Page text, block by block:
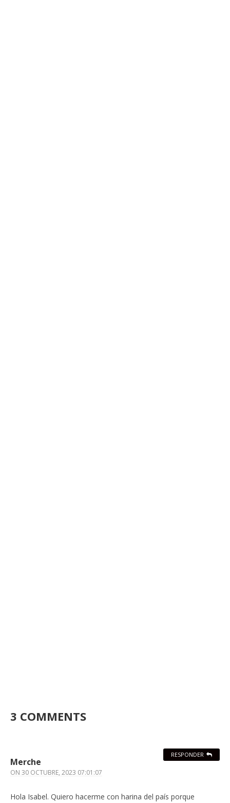
3 COMMENTS
Merche
ON 30 OCTUBRE, 2023 07:01:07
Hola Isabel. Quiero hacerme con harina del país porque
RESPONDER